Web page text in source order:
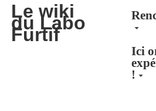
Le wiki
du Labo
Furtif
Ici
!